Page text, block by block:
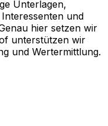
Unterlagen,
und
hier setzen wir
unterstützen wir
und Wertermittlung.